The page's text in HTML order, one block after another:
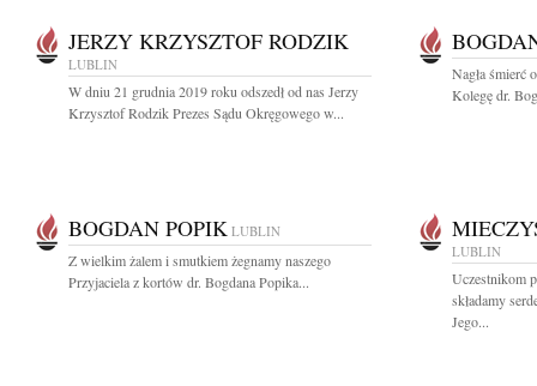
JERZY KRZYSZTOF RODZIK
LUBLIN
W dniu 21 grudnia 2019 roku odszedł od nas Jerzy
Krzysztof Rodzik Prezes Sądu Okręgowego w...
Nagła śmierć
Kolegę dr.
BOGDAN POPIK LUBLIN
Z wielkim żalem i smutkiem żegnamy naszego
Przyjaciela z kortów dr. Bogdana Popika...
LUBLIN
Uczestnikom
składamy
Jego...